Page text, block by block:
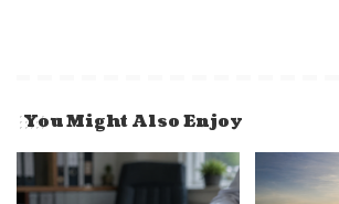
You Might Also Enjoy